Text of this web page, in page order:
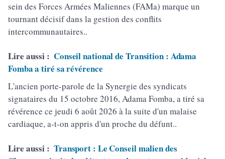
sein des Forces Armées Maliennes (FAMa) marque un
tournant décisif dans la gestion des conflits
intercommunautaires..
Lire aussi : Conseil national de Transition : Adama
Fomba a tiré sa révérence
L'ancien porte-parole de la Synergie des syndicats
signataires du 15 octobre 2016, Adama Fomba, a tiré sa
révérence ce jeudi 6 août 2026 à la suite d'un malaise
cardiaque, a-t-on appris d'un proche du défunt..
Lire aussi : Transport : Le Conseil malien des